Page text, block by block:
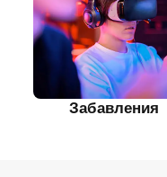
Забавления